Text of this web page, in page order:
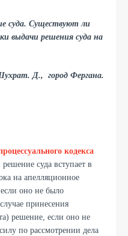
суда. Существуют ли
выдачи решения суда на
Д., город Фергана.
кодекса
суда вступает в
на апелляционное
оно не было
принесения
решение, если оно не
по рассмотрении дела